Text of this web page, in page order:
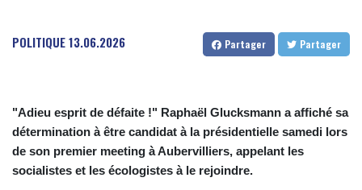
"Retour en force" progressif de la chaleur dans les prochains
POLITIQUE13.06.2026 Partager Partager
"Adieu esprit de défaite !" Raphaël Glucksmann a affiché sa
détermination à être candidat à la présidentielle samedi lors
de son premier meeting à Aubervilliers, appelant les
socialistes et les écologistes à le rejoindre.